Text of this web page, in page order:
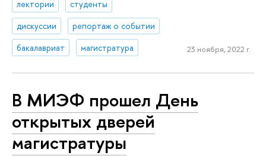
лектории
студенты
дискуссии
репортаж о событии
бакалавриат
магистратура 23 ноября, 2022 г.
В МИЭФ прошел День
открытых дверей
магистратуры